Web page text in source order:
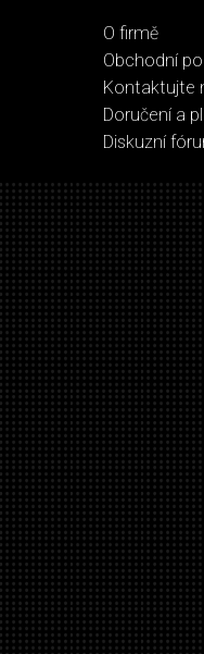
O firmě
Obchodní
Kontaktujte
Doručení a
Diskuzní